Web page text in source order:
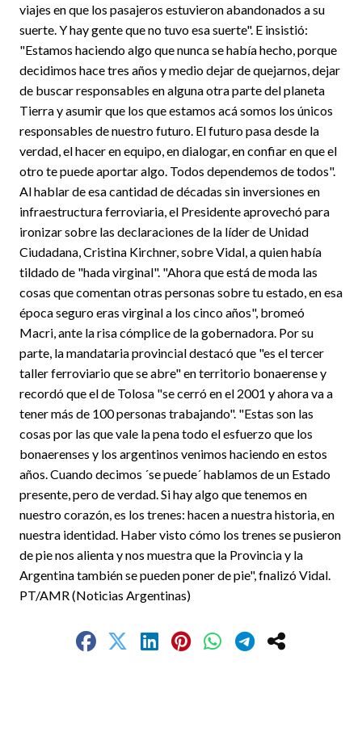
viajes en que los pasajeros estuvieron abandonados a su
suerte. Y hay gente que no tuvo esa suerte". E insistió:
"Estamos haciendo algo que nunca se había hecho, porque
decidimos hace tres años y medio dejar de quejarnos, dejar
de buscar responsables en alguna otra parte del planeta
Tierra y asumir que los que estamos acá somos los únicos
responsables de nuestro futuro. El futuro pasa desde la
verdad, el hacer en equipo, en dialogar, en confiar en que el
otro te puede aportar algo. Todos dependemos de todos".
Al hablar de esa cantidad de décadas sin inversiones en
infraestructura ferroviaria, el Presidente aprovechó para
ironizar sobre las declaraciones de la líder de Unidad
Ciudadana, Cristina Kirchner, sobre Vidal, a quien había
tildado de "hada virginal". "Ahora que está de moda las
cosas que comentan otras personas sobre tu estado, en esa
época seguro eras virginal a los cinco años", bromeó
Macri, ante la risa cómplice de la gobernadora. Por su
parte, la mandataria provincial destacó que "es el tercer
taller ferroviario que se abre" en territorio bonaerense y
recordó que el de Tolosa "se cerró en el 2001 y ahora va a
tener más de 100 personas trabajando". "Estas son las
cosas por las que vale la pena todo el esfuerzo que los
bonaerenses y los argentinos venimos haciendo en estos
años. Cuando decimos ´se puede´ hablamos de un Estado
presente, pero de verdad. Si hay algo que tenemos en
nuestro corazón, es los trenes: hacen a nuestra historia, en
nuestra identidad. Haber visto cómo los trenes se pusieron
de pie nos alienta y nos muestra que la Provincia y la
Argentina también se pueden poner de pie", fnalizó Vidal.
PT/AMR (Noticias Argentinas)